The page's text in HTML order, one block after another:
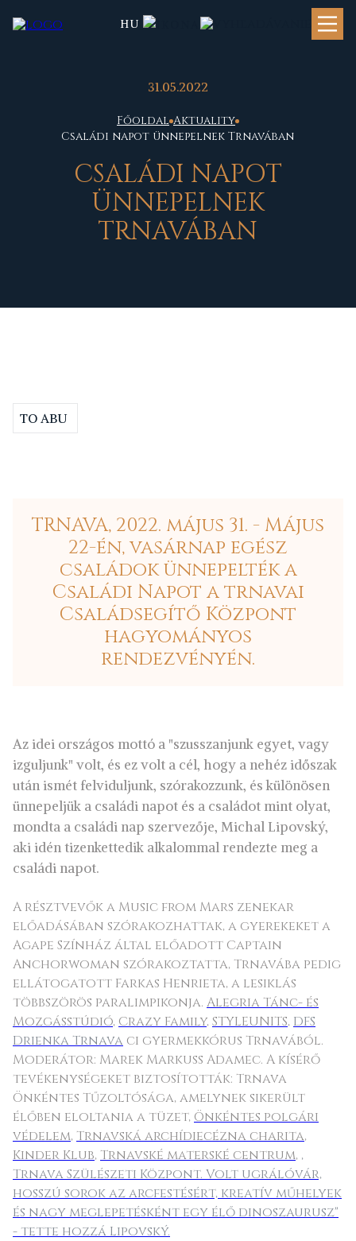
HU
31.05.2022
Főoldal Aktuality
Családi napot ünnepelnek Trnavában
CSALÁDI NAPOT
ÜNNEPELNEK
TRNAVÁBAN
TO ABU
TRNAVA, 2022. május 31. - Május
22-én, vasárnap egész
családok ünnepelték a
Családi Napot a trnavai
Családsegítő Központ
hagyományos
rendezvényén.
Az idei országos mottó a "szusszanjunk egyet, vagy
izguljunk" volt, és ez volt a cél, hogy a nehéz időszak
után ismét felviduljunk, szórakozzunk, és különösen
ünnepeljük a családi napot és a családot mint olyat,
mondta a családi nap szervezője, Michal Lipovský,
aki idén tizenkettedik alkalommal rendezte meg a
családi napot.
A résztvevők a Music from Mars zenekar
előadásában szórakozhattak, a gyerekeket a
Agape Színházáltal előadott Captain
Anchorwoman szórakoztatta, Trnavába pedig
ellátogatott Farkas Henrieta, a lesiklás
többszörös paralimpikonja. Alegria Tánc- és
Mozgásstúdió, Crazy Family, STYLEUNITS, DFS
Drienka Trnava ci gyermekkórus Trnavából.
Moderátor: Marek Markuss Adamec. A kísérő
tevékenységeket biztosították: Trnava
Önkéntes Tűzoltósága, amelynek sikerült
élőben eloltania a tüzet, Önkéntes polgári
védelem, Trnavská archídiecézna charita,
Kinder Klub, Trnavské materské centrum, ,
Trnava Szülészeti Központ. Volt ugrálóvár,
hosszú sorok az arcfestésért, kreatív műhelyek
és nagy meglepetésként egy élő dinoszaurusz"
- tette hozzá Lipovský.